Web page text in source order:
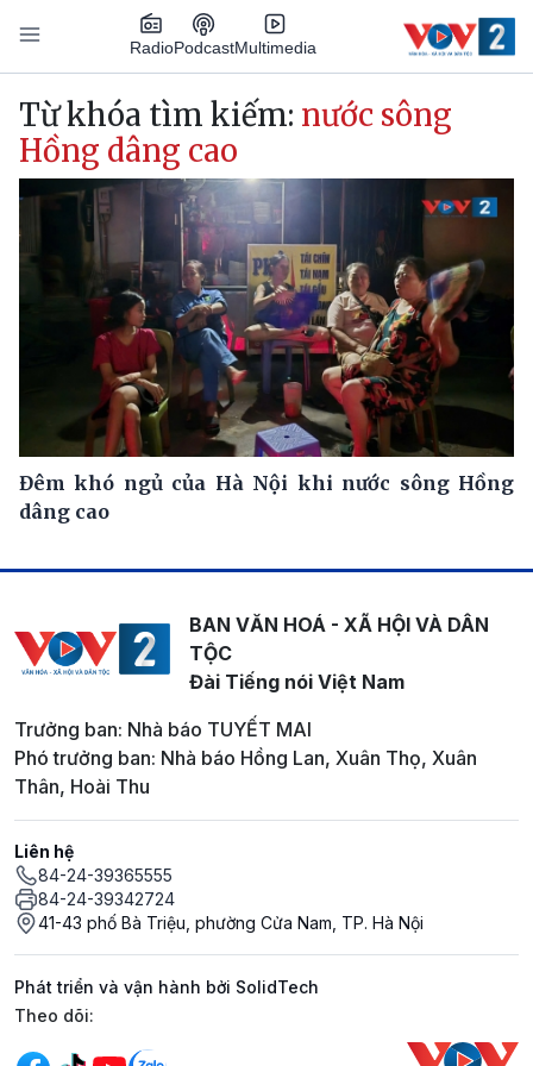
Nhảy đến nội dung
RadioPodcastMultimedia
Main navigation
Từ khóa tìm kiếm: nước sông
Hồng dâng cao
Đêm khó ngủ của Hà Nội khi nước sông Hồng
dâng cao
BAN VĂN HOÁ - XÃ HỘI VÀ DÂN
TỘC
Đài Tiếng nói Việt Nam
Trưởng ban: Nhà báo TUYẾT MAI
Phó trưởng ban: Nhà báo Hồng Lan, Xuân Thọ, Xuân
Thân, Hoài Thu
Liên hệ
84-24-39365555
84-24-39342724
41-43 phố Bà Triệu, phường Cửa Nam, TP. Hà Nội
Phát triển và vận hành bởi SolidTech
Mạng xã hội
Theo dõi: